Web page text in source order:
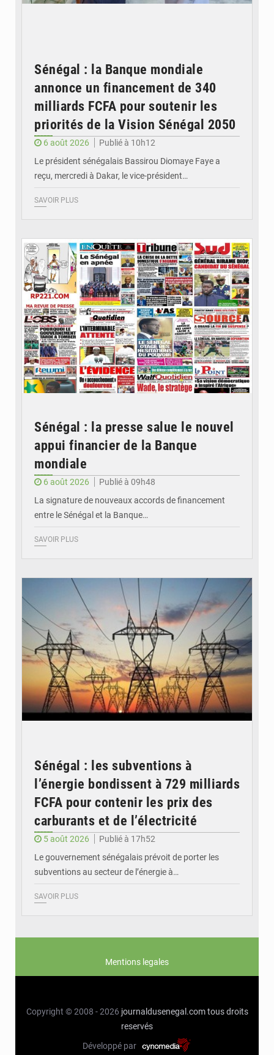
Sénégal : la Banque mondiale
annonce un financement de 340
milliards FCFA pour soutenir les
priorités de la Vision Sénégal 2050
6 août 2026
Publié à 10h12
Le président sénégalais Bassirou Diomaye Faye a
reçu, mercredi à Dakar, le vice-président…
SAVOIR PLUS
Sénégal : la presse salue le nouvel
appui financier de la Banque
mondiale
6 août 2026
Publié à 09h48
La signature de nouveaux accords de financement
entre le Sénégal et la Banque…
SAVOIR PLUS
Sénégal : les subventions à
l’énergie bondissent à 729 milliards
FCFA pour contenir les prix des
carburants et de l’électricité
5 août 2026
Publié à 17h52
Le gouvernement sénégalais prévoit de porter les
subventions au secteur de l’énergie à…
SAVOIR PLUS
Mentions legales
Copyright © 2008 - 2026 journaldusenegal.com tous droits
reservés
Développé par